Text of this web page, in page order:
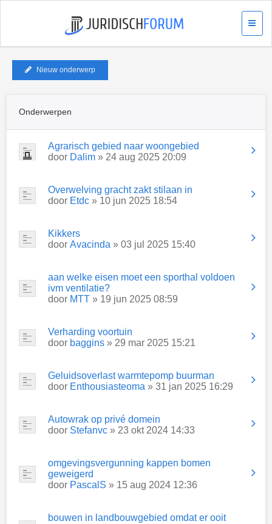
Nieuw onderwerp
Onderwerpen
Agrarisch gebied naar woongebied
door Dalim » 24 aug 2025 20:09
Overwelving gracht zakt stilaan in
door Etdc » 10 jun 2025 18:54
Kikkers
door Avacinda » 03 jul 2025 15:40
aan welke eisen moet een sporthal voldoen
ivm ventilatie?
door MTT » 19 jun 2025 08:59
Verharding voortuin
door baggins » 29 mar 2025 15:21
Geluidsoverlast warmtepomp buurman
door Enthousiasteoma » 31 jan 2025 16:29
Autowrak op privé domein
door Stefanvc » 23 okt 2024 14:33
omgevingsvergunning kappen bomen
geweigerd
door PascalS » 15 aug 2024 12:36
bouwen in landbouwgebied omdat er ooit